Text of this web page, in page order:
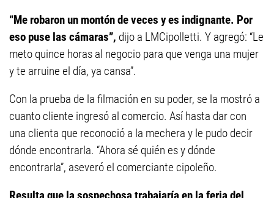
“Me robaron un montón de veces y es indignante. Por
eso puse las cámaras”, dijo a LMCipolletti. Y agregó: “Le
meto quince horas al negocio para que venga una mujer
y te arruine el día, ya cansa”.
Con la prueba de la filmación en su poder, se la mostró a
cuanto cliente ingresó al comercio. Así hasta dar con
una clienta que reconoció a la mechera y le pudo decir
dónde encontrarla. “Ahora sé quién es y dónde
encontrarla”, aseveró el comerciante cipoleño.